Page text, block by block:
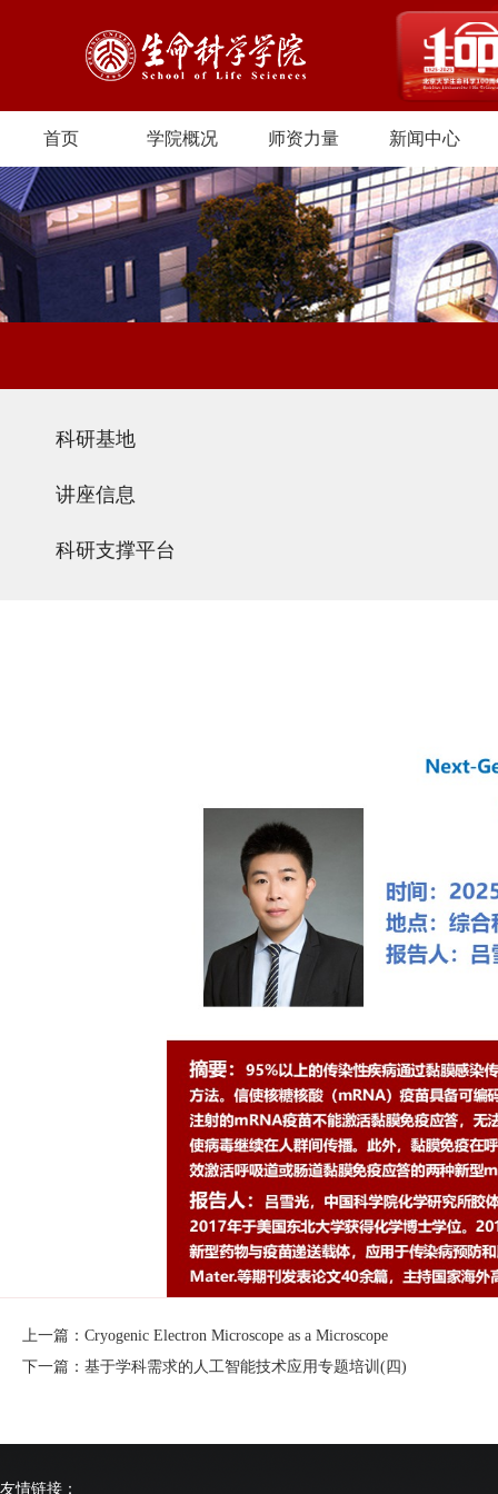
首页 学院概况 师资力量 新闻中心
科研基地
讲座信息
科研支撑平台
上一篇：Cryogenic Electron Microscope as a Microscope
下一篇：基于学科需求的人工智能技术应用专题培训(四)
友情链接：